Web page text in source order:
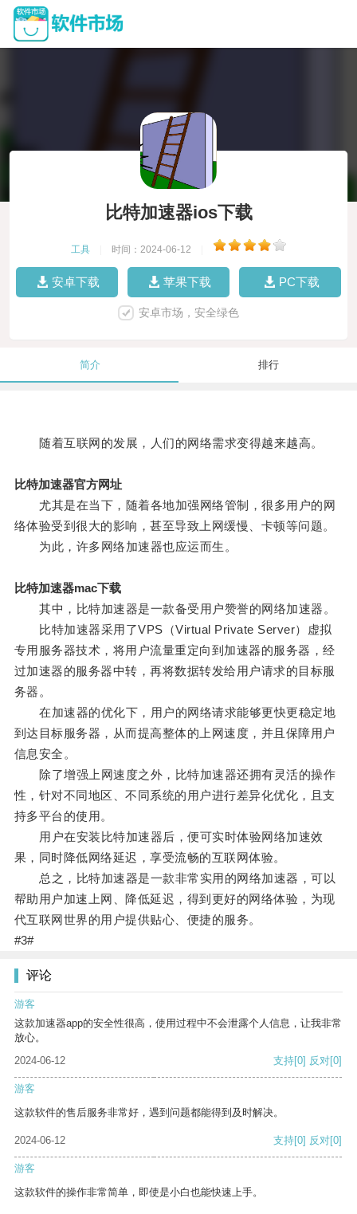
比特加速器ios下载
工具 时间：2024-06-12
安卓下载 苹果下载 PC下载
安卓市场，安全绿色
简介 排行
随着互联网的发展，人们的网络需求变得越来越高。
比特加速器官方网址
尤其是在当下，随着各地加强网络管制，很多用户的网
络体验受到很大的影响，甚至导致上网缓慢、卡顿等问题。
为此，许多网络加速器也应运而生。
比特加速器mac下载
其中，比特加速器是一款备受用户赞誉的网络加速器。
比特加速器采用了VPS（Virtual Private Server）虚拟
专用服务器技术，将用户流量重定向到加速器的服务器，经
过加速器的服务器中转，再将数据转发给用户请求的目标服
务器。
在加速器的优化下，用户的网络请求能够更快更稳定地
到达目标服务器，从而提高整体的上网速度，并且保障用户
信息安全。
除了增强上网速度之外，比特加速器还拥有灵活的操作
性，针对不同地区、不同系统的用户进行差异化优化，且支
持多平台的使用。
用户在安装比特加速器后，便可实时体验网络加速效
果，同时降低网络延迟，享受流畅的互联网体验。
总之，比特加速器是一款非常实用的网络加速器，可以
帮助用户加速上网、降低延迟，得到更好的网络体验，为现
代互联网世界的用户提供贴心、便捷的服务。
#3#
评论
游客
这款加速器app的安全性很高，使用过程中不会泄露个人信息，让我非常
放心。
2024-06-12
支持[0] 反对[0]
游客
这款软件的售后服务非常好，遇到问题都能得到及时解决。
2024-06-12 支持[0] 反对[0]
游客
这款软件的操作非常简单，即使是小白也能快速上手。